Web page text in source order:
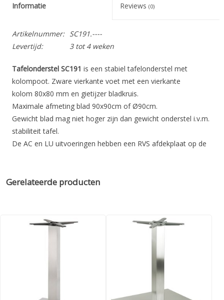
Informatie Reviews (0)
Artikelnummer: SC191.----
Levertijd:
3 tot 4 weken
Tafelonderstel SC191 is een stabiel tafelonderstel met
kolompoot. Zware vierkante voet met een vierkante
kolom 80x80 mm en gietijzer bladkruis.
Maximale afmeting blad 90x90cm of Ø90cm.
Gewicht blad mag niet hoger zijn dan gewicht onderstel i.v.m.
stabiliteit tafel.
De AC en LU uitvoeringen hebben een RVS afdekplaat op de
niet volledig glad.
BI300(RAL9016), Zwart mat NE(RAL9011), RVS gepolijst LU,
RVS mat AC, Transparant TR, Wit BI200(RAL9010),
Aluminium-grijs zijde mat(RAL9007) en aluminium-grijs
Gerelateerde producten